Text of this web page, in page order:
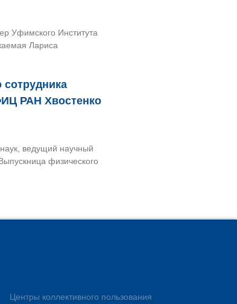
Уфимского Института
Лариса
РАН Хвостенко
ведущий научный
физического
Центры коллективного пользования